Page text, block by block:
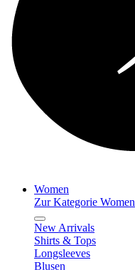
Women
Zur Kategorie Women
New Arrivals
Shirts & Tops
Longsleeves
Blusen